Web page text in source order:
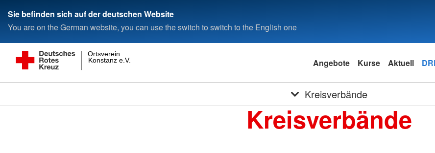
Sie befinden sich auf der deutschen Website
You are on the German website, you can use the switch to switch to the English one
Konstanz e.V.
Ortsverein
Angebote Kurse Aktuell
Kreisverbände
Kreisverbände